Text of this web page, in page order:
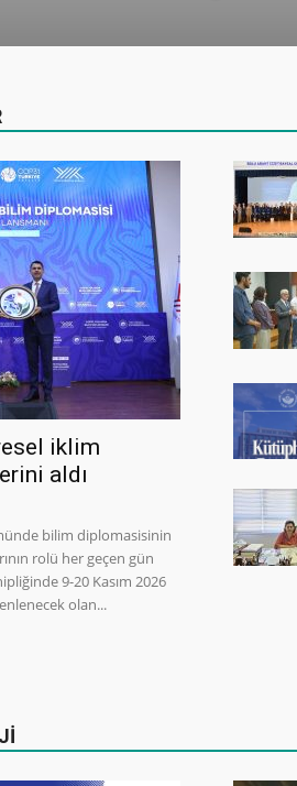
iklim
aldı
bilim diplomasisinin
rolü her geçen gün
9-20 Kasım 2026
olan...